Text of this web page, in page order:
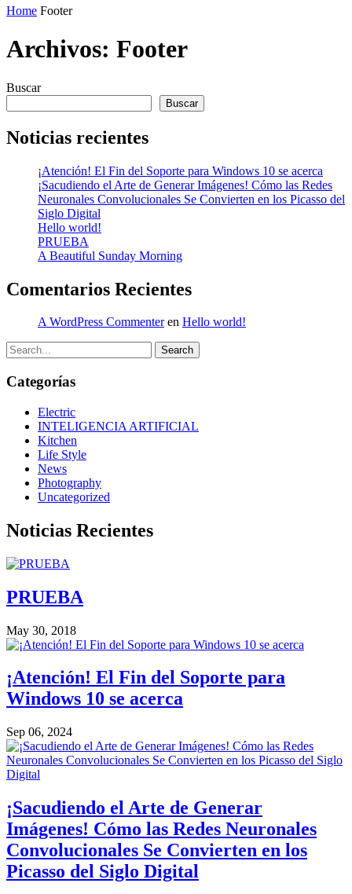
Home Footer
Archivos: Footer
Buscar
Buscar
Noticias recientes
¡Atención! El Fin del Soporte para Windows 10 se acerca
¡Sacudiendo el Arte de Generar Imágenes! Cómo las Redes
Neuronales Convolucionales Se Convierten en los Picasso del
Siglo Digital
Hello world!
PRUEBA
A Beautiful Sunday Morning
Comentarios Recientes
A WordPress Commenteren Hello world!
Search
Categorías
Electric
INTELIGENCIA ARTIFICIAL
Kitchen
Life Style
News
Photography
Uncategorized
Noticias Recientes
PRUEBA
May 30, 2018
¡Atención! El Fin del Soporte para
Windows 10 se acerca
Sep 06, 2024
¡Sacudiendo el Arte de Generar
Imágenes! Cómo las Redes Neuronales
Convolucionales Se Convierten en los
Picasso del Siglo Digital